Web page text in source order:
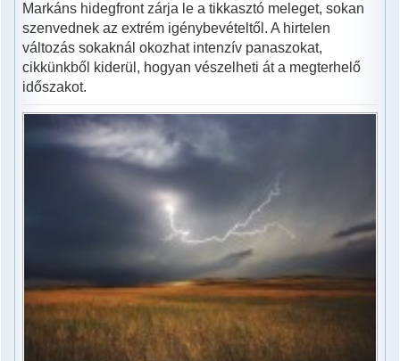
Markáns hidegfront zárja le a tikkasztó meleget, sokan
szenvednek az extrém igénybevételtől. A hirtelen
változás sokaknál okozhat intenzív panaszokat,
cikkünkből kiderül, hogyan vészelheti át a megterhelő
időszakot.